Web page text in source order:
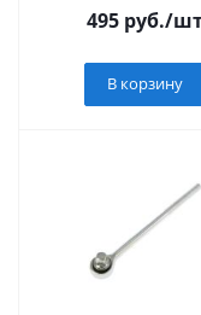
495 руб./
В корзину